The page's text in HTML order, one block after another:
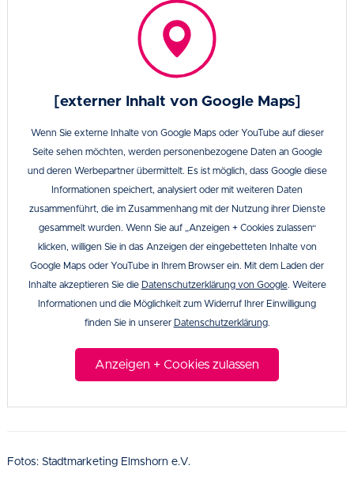
[externer Inhalt von Google Maps]
Wenn Sie externe Inhalte von Google Maps oder YouTube auf dieser
Seite sehen möchten, werden personenbezogene Daten an Google
und deren Werbepartner übermittelt. Es ist möglich, dass Google diese
Informationen speichert, analysiert oder mit weiteren Daten
zusammenführt, die im Zusammenhang mit der Nutzung ihrer Dienste
gesammelt wurden. Wenn Sie auf „Anzeigen + Cookies zulassen“
klicken, willigen Sie in das Anzeigen der eingebetteten Inhalte von
Google Maps oder YouTube in Ihrem Browser ein. Mit dem Laden der
Inhalte akzeptieren Sie die Datenschutzerklärung von Google. Weitere
Informationen und die Möglichkeit zum Widerruf Ihrer Einwilligung
finden Sie in unserer Datenschutzerklärung.
Anzeigen + Cookies zulassen
Fotos: Stadtmarketing Elmshorn e.V.